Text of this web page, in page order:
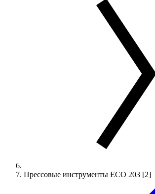
Прессовые инструменты ECO 203 [2]